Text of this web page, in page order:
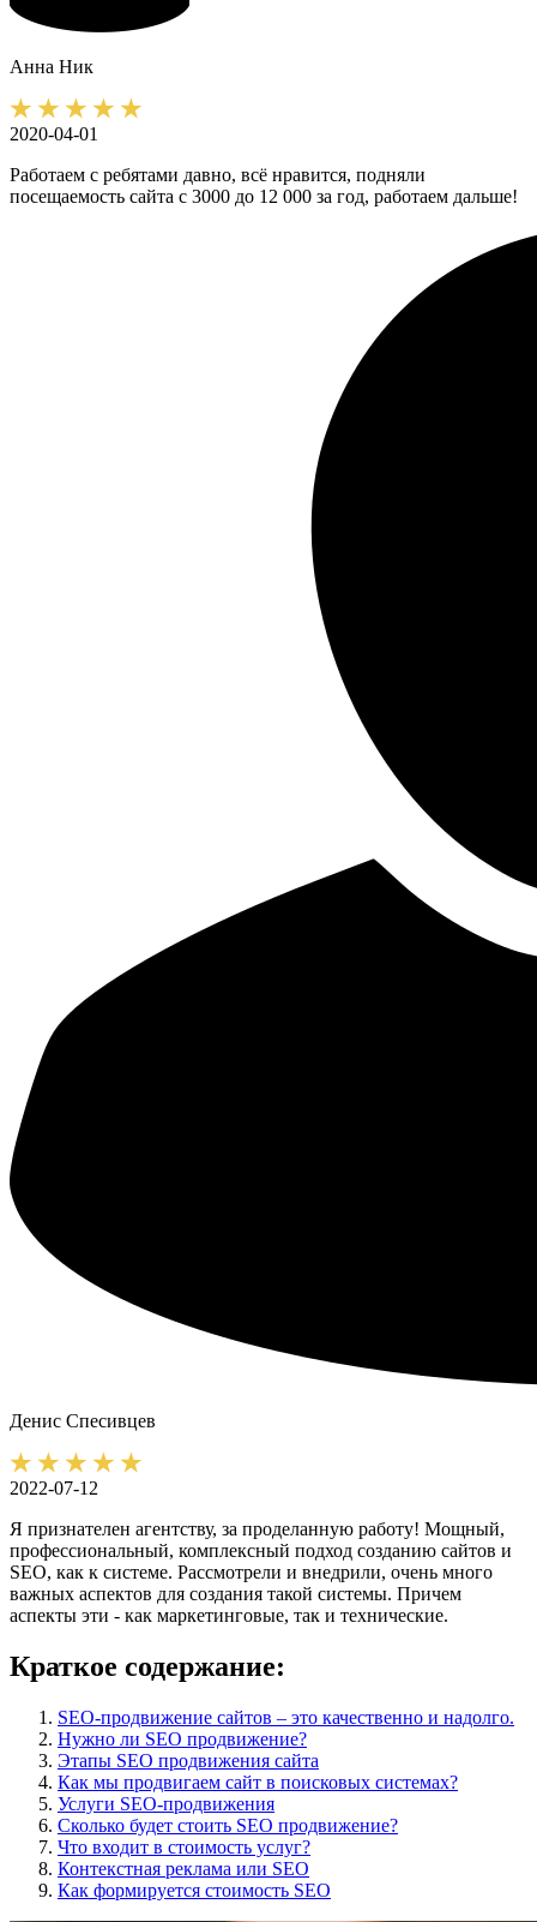
Анна Ник
2020-04-01
Работаем с ребятами давно, всё нравится, подняли
посещаемость сайта с 3000 до 12 000 за год, работаем дальше!
Денис Спесивцев
2022-07-12
Я признателен агентству, за проделанную работу! Мощный,
профессиональный, комплексный подход созданию сайтов и
SEO, как к системе. Рассмотрели и внедрили, очень много
важных аспектов для создания такой системы. Причем
аспекты эти - как маркетинговые, так и технические.
Краткое содержание:
SEO-продвижение сайтов – это качественно и надолго.
Нужно ли SEO продвижение?
Этапы SEO продвижения сайта
Как мы продвигаем сайт в поисковых системах?
Услуги SEO-продвижения
Сколько будет стоить SEO продвижение?
Что входит в стоимость услуг?
Контекстная реклама или SEO
Как формируется стоимость SEO